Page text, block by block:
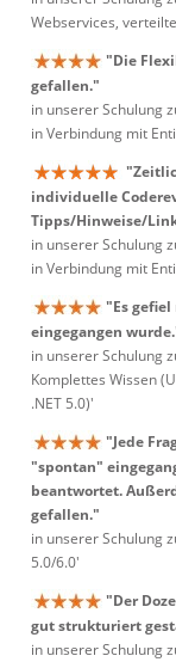
Webservices,
"Die
gefallen."
in unserer Schulung
in Verbindung mit
individuelle
Tipps/Hinweise/
in unserer Schulung
in Verbindung mit
"Es
eingegangen
in unserer Schulung
Komplettes Wissen
.NET 5.0)'
"Jede
"spontan"
beantwortet.
gefallen."
in unserer Schulung
5.0/6.0'
"Der
gut strukturiert
in unserer Schulung